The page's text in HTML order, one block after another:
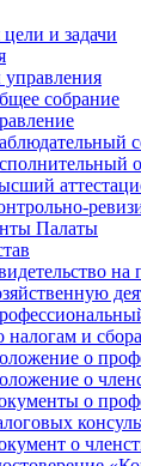
и задачи
собрание
Палаты
на
налогам и
о
о
о
о